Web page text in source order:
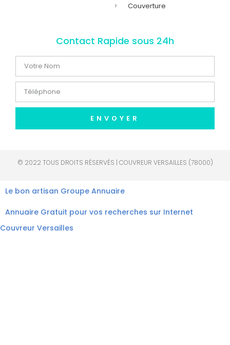
Couverture
Contact Rapide sous 24h
ENVOYER
© 2022 TOUS DROITS RÉSERVÉS | COUVREUR VERSAILLES (78000)
Le bon artisan Groupe Annuaire
Annuaire Gratuit pour vos recherches sur Internet
Couvreur Versailles